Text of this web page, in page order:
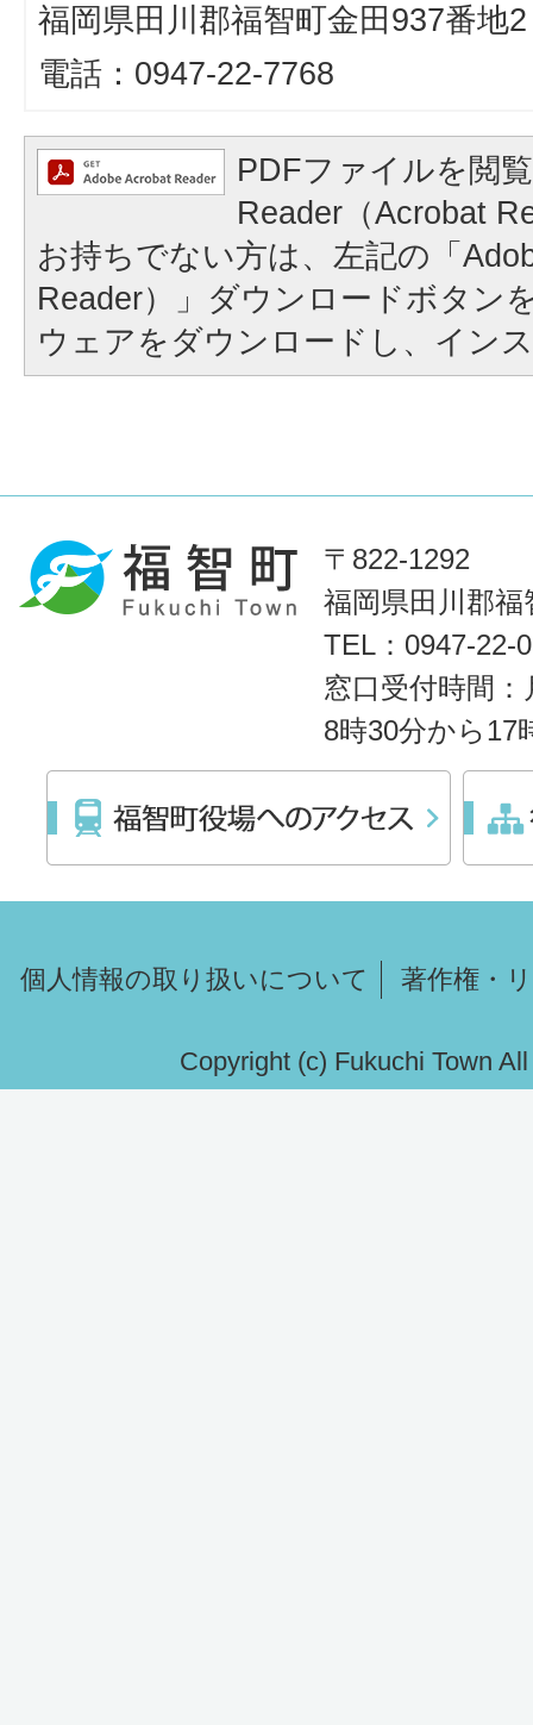
福岡県田川郡福智町金田937番地2
電話：0947-22-7768
PDFファイルを閲
Reader（Acrobat
お持ちでない方は、左記の「
Reader）」ダウンロードボタン
ウェアをダウンロードし、イン
〒822-1292
福岡県田川郡福
TEL：0947-22-
窓口受付時間
8時30分から17
個人情報の取り扱いについて 著作権・
Copyright (c) Fukuchi Town